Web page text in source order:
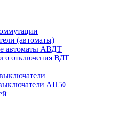
(автоматы)
автоматы АВДТ
отключения ВДТ
АП50